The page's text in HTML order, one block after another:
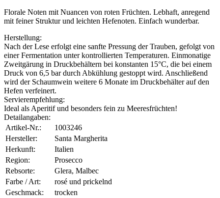
Florale Noten mit Nuancen von roten Früchten. Lebhaft, anregend
mit feiner Struktur und leichten Hefenoten. Einfach wunderbar.
Herstellung:
Nach der Lese erfolgt eine sanfte Pressung der Trauben, gefolgt von
einer Fermentation unter kontrollierten Temperaturen. Einmonatige
Zweitgärung in Druckbehältern bei konstanten 15°C, die bei einem
Druck von 6,5 bar durch Abkühlung gestoppt wird. Anschließend
wird der Schaumwein weitere 6 Monate im Druckbehälter auf den
Hefen verfeinert.
Servierempfehlung:
Ideal als Aperitif und besonders fein zu Meeresfrüchten!
Detailangaben:
Artikel-Nr.:
1003246
Hersteller:
Santa Margherita
Herkunft:
Italien
Region:
Prosecco
Rebsorte:
Glera, Malbec
Farbe / Art:
rosé und prickelnd
Geschmack:
trocken